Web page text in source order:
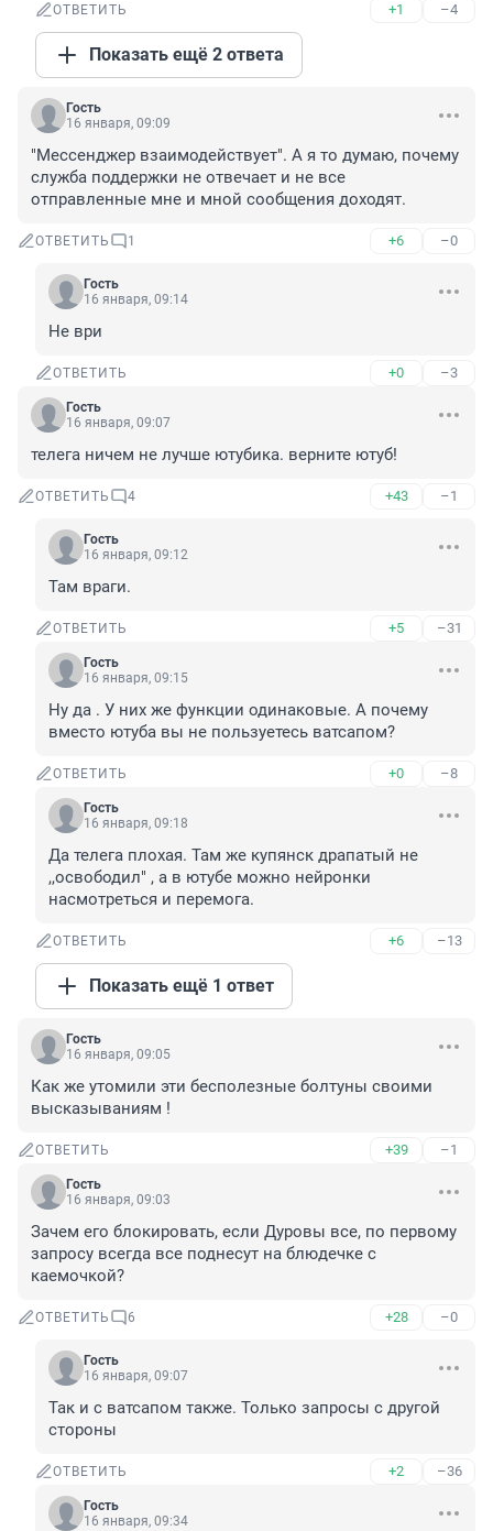
ОТВЕТИТЬ +1 –4
Показать ещё 2 ответа
Гость
16 января, 09:09
"Мессенджер взаимодействует". А я то думаю, почему
служба поддержки не отвечает и не все
отправленные мне и мной сообщения доходят.
ОТВЕТИТЬ 1 +6 –0
Гость
16 января, 09:14
Не ври
ОТВЕТИТЬ +0 –3
Гость
16 января, 09:07
телега ничем не лучше ютубика. верните ютуб!
ОТВЕТИТЬ 4 +43 –1
Гость
16 января, 09:12
Там враги.
ОТВЕТИТЬ +5 –31
Гость
16 января, 09:15
Ну да . У них же функции одинаковые. А почему
вместо ютуба вы не пользуетесь ватсапом?
ОТВЕТИТЬ +0 –8
Гость
16 января, 09:18
Да телега плохая. Там же купянск драпатый не
,,освободил" , а в ютубе можно нейронки
насмотреться и перемога.
ОТВЕТИТЬ +6 –13
Показать ещё 1 ответ
Гость
16 января, 09:05
Как же утомили эти бесполезные болтуны своими
высказываниям !
ОТВЕТИТЬ +39 –1
Гость
16 января, 09:03
Зачем его блокировать, если Дуровы все, по первому
запросу всегда все поднесут на блюдечке с
каемочкой?
ОТВЕТИТЬ 6 +28 –0
Гость
16 января, 09:07
Так и с ватсапом также. Только запросы с другой
стороны
ОТВЕТИТЬ +2 –36
Гость
16 января, 09:34